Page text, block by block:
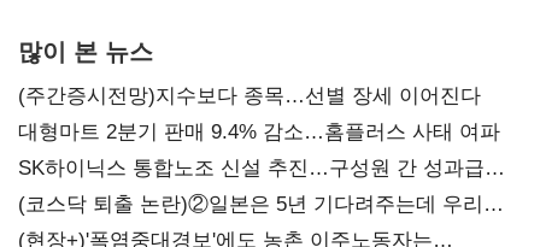
많이 본 뉴스
(주간증시전망)지수보다 종목…선별 장세 이어진다
대형마트 2분기 판매 9.4% 감소…홈플러스 사태 여파
SK하이닉스 통합노조 신설 추진…구성원 간 성과급
불만 확산
(코스닥 퇴출 논란)②일본은 5년 기다려주는데 우리는
당장 퇴출?…시간만으론 부족한 코스닥 구하기
(현장+)'폭염중대경보'에도 농촌 이주노동자는